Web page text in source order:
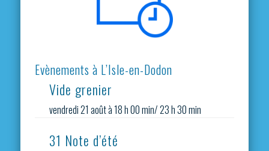
Evènements à L’Isle-en-Dodon
Vide grenier
vendredi 21 août à 18 h 00 min/23 h 30 min
31 Note d’été